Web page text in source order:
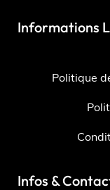
Informations
Politique
Infos &